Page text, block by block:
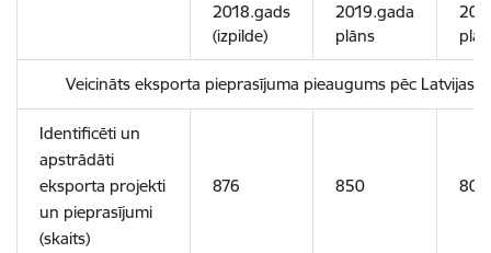
2018.gads
(izpilde)
2019.gada
plāns
Veicināts eksporta pieprasījuma pieaugums pēc Latvijas
Identificēti un
apstrādāti
eksporta projekti
un pieprasījumi
(skaits)
876 850 800